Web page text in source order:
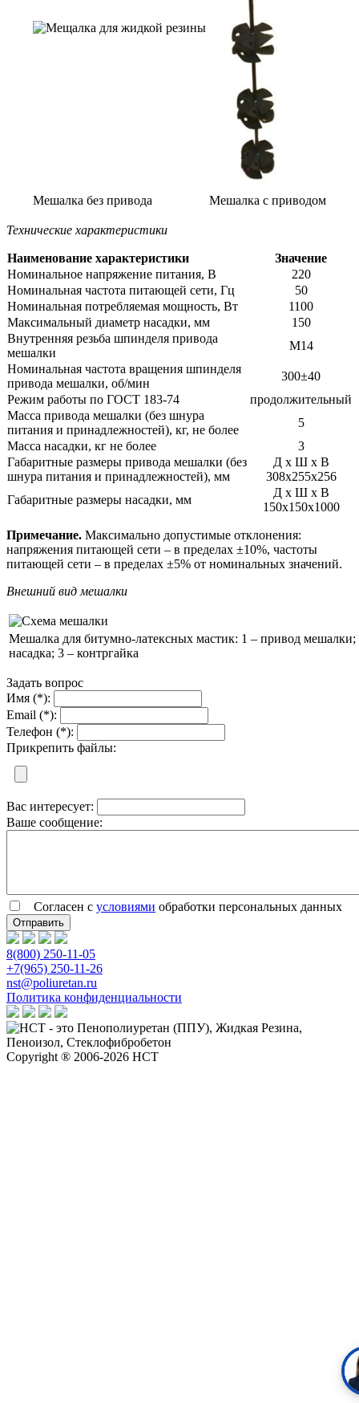
Мешалка без привода Мешалка с приводом
Технические характеристики
Наименование характеристики
Значение
Номинальное напряжение питания, В
220
Номинальная частота питающей сети, Гц
50
Номинальная потребляемая мощность, Вт
1100
Максимальный диаметр насадки, мм
150
Внутренняя резьба шпинделя привода
мешалки
М14
Номинальная частота вращения шпинделя
привода мешалки, об/мин
300±40
Режим работы по ГОСТ 183-74
продолжительный
Масса привода мешалки (без шнура
питания и принадлежностей), кг, не более
5
Масса насадки, кг не более
3
Габаритные размеры привода мешалки (без
шнура питания и принадлежностей), мм
Д х Ш х В
308х255х256
Габаритные размеры насадки, мм
Д х Ш х В
150х150х1000
Примечание. Максимально допустимые отклонения:
напряжения питающей сети – в пределах ±10%, частоты
питающей сети – в пределах ±5% от номинальных значений.
Внешний вид мешалки
Мешалка для битумно-латексных мастик: 1 – привод мешалки;
насадка; 3 – контргайка
Задать вопрос
Имя (*):
Email (*):
Телефон (*):
Прикрепить файлы:
Вас интересует:
Ваше сообщение:
Согласен с условиями обработки персональных данных
8(800) 250-11-05
+7(965) 250-11-26
nst@poliuretan.ru
Политика конфиденциальности
Copyright ® 2006-2026 НСТ